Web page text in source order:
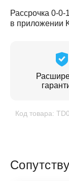
Рассрочка 0-0-
в приложении
Код товара: